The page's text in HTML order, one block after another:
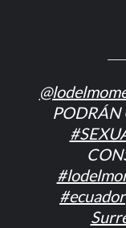
PODRÁN
#ecuador